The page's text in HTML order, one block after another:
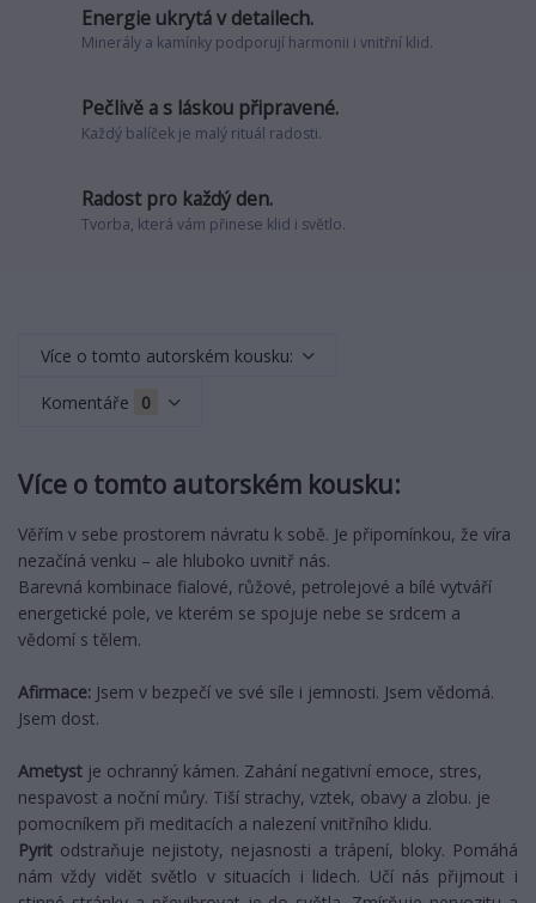
Energie ukrytá v detailech.
Minerály a kamínky podporují harmonii i vnitřní klid.
Pečlivě a s láskou připravené.
Každý balíček je malý rituál radosti.
Radost pro každý den.
Tvorba, která vám přinese klid i světlo.
Více o tomto autorském kousku:
Komentáře 0
Více o tomto autorském kousku:
Věřím v sebe prostorem návratu k sobě. Je připomínkou, že víra
nezačíná venku – ale hluboko uvnitř nás.
Barevná kombinace fialové, růžové, petrolejové a bílé vytváří
energetické pole, ve kterém se spojuje nebe se srdcem a
vědomí s tělem.
Afirmace: Jsem v bezpečí ve své síle i jemnosti. Jsem vědomá.
Jsem dost.
Ametyst je ochranný kámen. Zahání negativní emoce, stres,
nespavost a noční můry. Tiší strachy, vztek, obavy a zlobu. je
pomocníkem při meditacích a nalezení vnitřního klidu.
Pyrit odstraňuje nejistoty, nejasnosti a trápení, bloky. Pomáhá
nám vždy vidět světlo v situacích i lidech. Učí nás přijmout i